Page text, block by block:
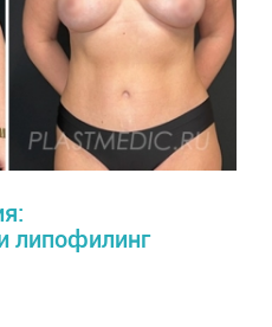
липофилинг